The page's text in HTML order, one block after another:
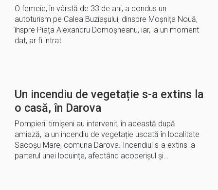
O femeie, în vârstă de 33 de ani, a condus un
autoturism pe Calea Buziașului, dinspre Moșnița Nouă,
înspre Piața Alexandru Domoșneanu, iar, la un moment
dat, ar fi intrat…
Un incendiu de vegetație s-a extins la
o casă, în Darova
Pompierii timișeni au intervenit, în această după
amiază, la un incendiu de vegetație uscată în localitate
Sacoșu Mare, comuna Darova. Incendiul s-a extins la
parterul unei locuințe, afectând acoperișul și…